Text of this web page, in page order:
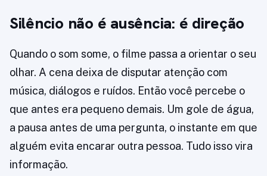
Silêncio não é ausência: é direção
Quando o som some, o filme passa a orientar o seu
olhar. A cena deixa de disputar atenção com
música, diálogos e ruídos. Então você percebe o
que antes era pequeno demais. Um gole de água,
a pausa antes de uma pergunta, o instante em que
alguém evita encarar outra pessoa. Tudo isso vira
informação.